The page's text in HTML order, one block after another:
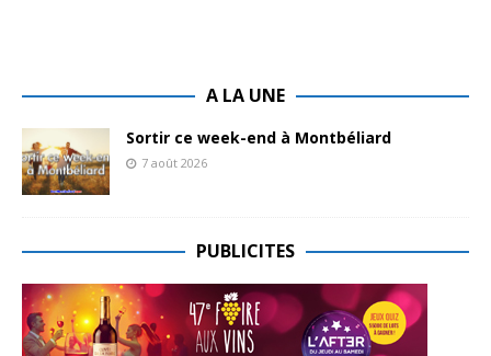
A LA UNE
Sortir ce week-end à Montbéliard
7 août 2026
PUBLICITES